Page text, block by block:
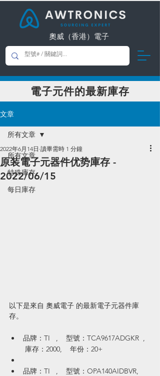
奧威（香港）電子
​電子元件的最新庫存
文章
所有文章
特殊庫存
每日庫存
所有文章
原装電子元器件优势庫存 -
2022/06/15
2022年6月14日 讀畢需時 1 分鐘
以下是來自 奧威電子 的最新電子元器件庫
存。
品牌：TI   ,    型號：TCA9617ADGKR  ,
庫存：2000,    年份：20+
品牌：TI   ,    型號：OPA140AIDBVR,